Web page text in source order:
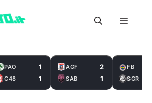
Menu
PAO 1
C48 1
AGF 2
SAB 1
FB
SGR